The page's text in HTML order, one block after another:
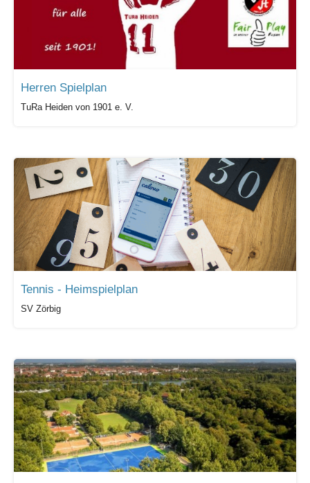
Herren Spielplan
TuRa Heiden von 1901 e. V.
Tennis - Heimspielplan
SV Zörbig